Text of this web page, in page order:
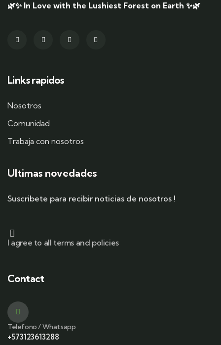
🌿✨ In Love with the Lushiest Forest on Earth ✨🌿
Links rapidos
Nosotros
Comunidad
Trabaja con nosotros
Ultimas novedades
Suscribete para recibir noticias de nosotros !
I agree to all terms and policies
Contact
Telefono / Whatsapp
+573123613288